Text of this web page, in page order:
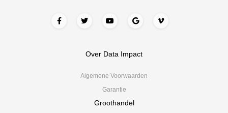
Over Data Impact
Algemene Voorwaarden
Garantie
Groothandel